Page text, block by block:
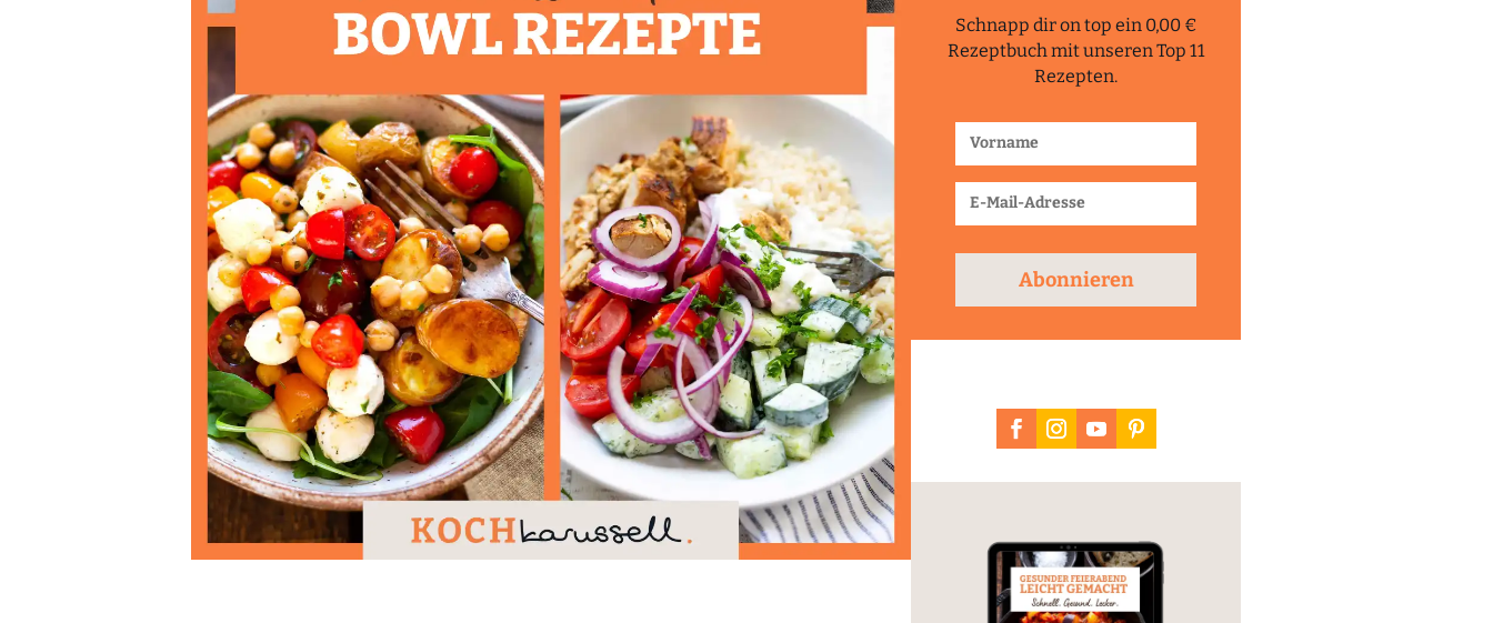
Schnapp dir on top ein 0,00 €
Rezeptbuch mit unseren Top 11
Rezepten.
Abonnieren